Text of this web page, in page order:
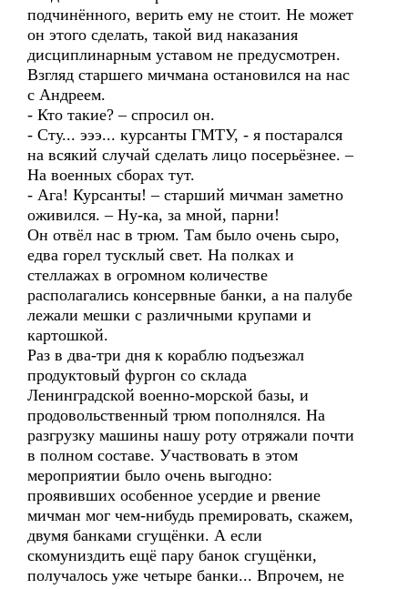
подчинённого, верить ему не стоит. Не может
он этого сделать, такой вид наказания
дисциплинарным уставом не предусмотрен.
Взгляд старшего мичмана остановился на нас
с Андреем.
- Кто такие? – спросил он.
- Сту... эээ... курсанты ГМТУ, - я постарался
на всякий случай сделать лицо посерьёзнее. –
На военных сборах тут.
- Ага! Курсанты! – старший мичман заметно
оживился. – Ну-ка, за мной, парни!
Он отвёл нас в трюм. Там было очень сыро,
едва горел тусклый свет. На полках и
стеллажах в огромном количестве
располагались консервные банки, а на палубе
лежали мешки с различными крупами и
картошкой.
Раз в два-три дня к кораблю подъезжал
продуктовый фургон со склада
Ленинградской военно-морской базы, и
продовольственный трюм пополнялся. На
разгрузку машины нашу роту отряжали почти
в полном составе. Участвовать в этом
мероприятии было очень выгодно:
проявивших особенное усердие и рвение
мичман мог чем-нибудь премировать, скажем,
двумя банками сгущёнки. А если
скомуниздить ещё пару банок сгущёнки,
получалось уже четыре банки... Впрочем, не